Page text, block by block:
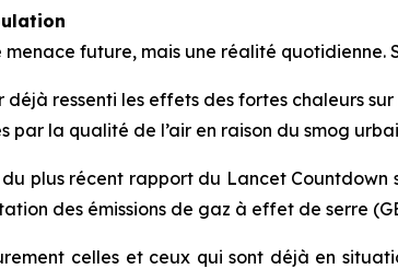
menace future, mais une réalité
déjà ressenti les effets des fortes chaleurs
par la qualité de l’air en raison du smog
plus récent rapport du Lancet Countdown
des émissions de gaz à effet de serre
celles et ceux qui sont déjà en